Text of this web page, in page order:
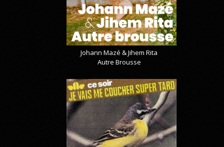
Johann Mazé & Jihem Rita
Autre Brousse